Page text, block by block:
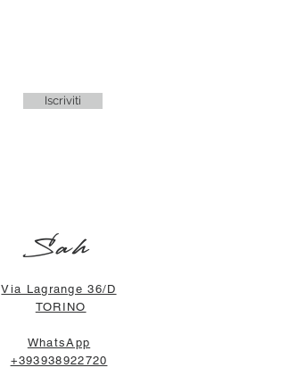
Iscriviti
Sah
Via Lagrange 36/D
TORINO
WhatsApp
+393938922720